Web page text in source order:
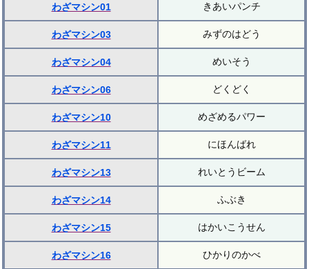
わざマシン01 きあいパンチ
わざマシン03 みずのはどう
わざマシン04 めいそう
わざマシン06 どくどく
わざマシン10 めざめるパワー
わざマシン11 にほんばれ
わざマシン13 れいとうビーム
わざマシン14 ふぶき
わざマシン15 はかいこうせん
わざマシン16 ひかりのかべ